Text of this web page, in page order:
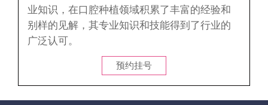
业知识，在口腔种植领域积累了丰富的经验和
别样的见解，其专业知识和技能得到了行业的
广泛认可。
预约挂号